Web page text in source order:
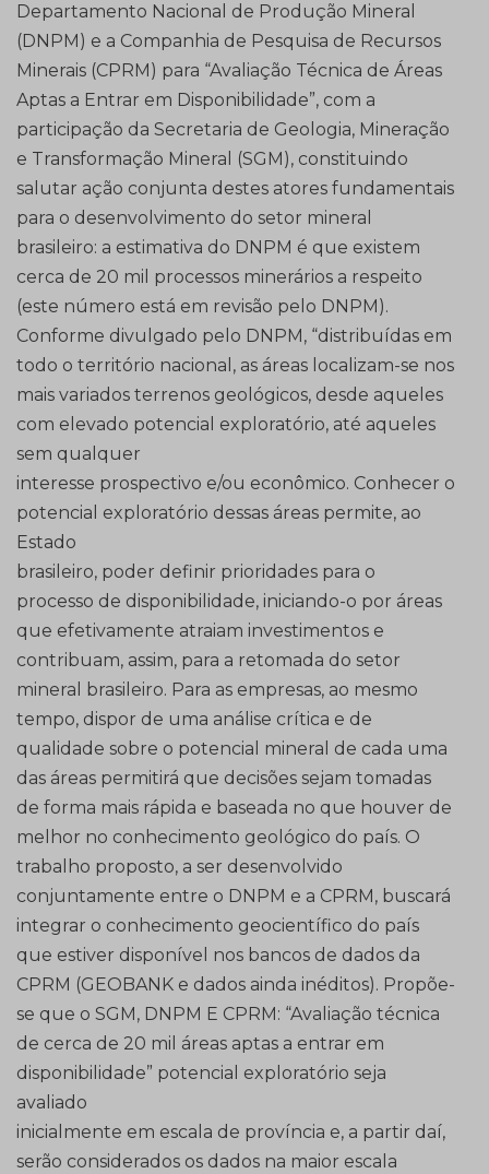
Departamento Nacional de Produção Mineral
(DNPM) e a Companhia de Pesquisa de Recursos
Minerais (CPRM) para “Avaliação Técnica de Áreas
Aptas a Entrar em Disponibilidade”, com a
participação da Secretaria de Geologia, Mineração
e Transformação Mineral (SGM), constituindo
salutar ação conjunta destes atores fundamentais
para o desenvolvimento do setor mineral
brasileiro: a estimativa do DNPM é que existem
cerca de 20 mil processos minerários a respeito
(este número está em revisão pelo DNPM).
Conforme divulgado pelo DNPM, “distribuídas em
todo o território nacional, as áreas localizam-se nos
mais variados terrenos geológicos, desde aqueles
com elevado potencial exploratório, até aqueles
sem qualquer
interesse prospectivo e/ou econômico. Conhecer o
potencial exploratório dessas áreas permite, ao
Estado
brasileiro, poder definir prioridades para o
processo de disponibilidade, iniciando-o por áreas
que efetivamente atraiam investimentos e
contribuam, assim, para a retomada do setor
mineral brasileiro. Para as empresas, ao mesmo
tempo, dispor de uma análise crítica e de
qualidade sobre o potencial mineral de cada uma
das áreas permitirá que decisões sejam tomadas
de forma mais rápida e baseada no que houver de
melhor no conhecimento geológico do país. O
trabalho proposto, a ser desenvolvido
conjuntamente entre o DNPM e a CPRM, buscará
integrar o conhecimento geocientífico do país
que estiver disponível nos bancos de dados da
CPRM (GEOBANK e dados ainda inéditos). Propõe-
se que o SGM, DNPM E CPRM: “Avaliação técnica
de cerca de 20 mil áreas aptas a entrar em
disponibilidade” potencial exploratório seja
avaliado
inicialmente em escala de província e, a partir daí,
serão considerados os dados na maior escala